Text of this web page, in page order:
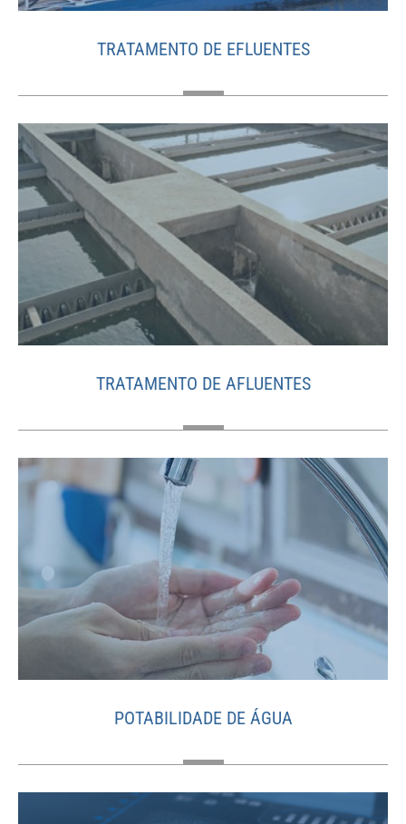
TRATAMENTO DE EFLUENTES
TRATAMENTO DE AFLUENTES
POTABILIDADE DE ÁGUA